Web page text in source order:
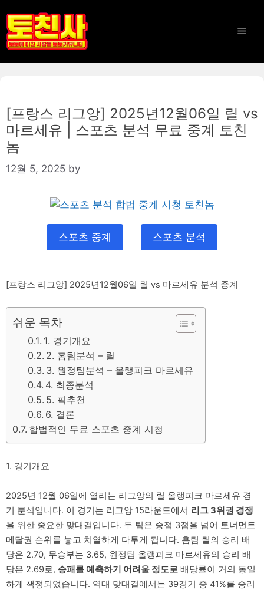
to
content
[프랑스 리그앙] 2025년12월06일 릴 vs
마르세유 | 스포츠 분석 무료 중계 토친
놈
12월 5, 2025 by
스포츠 중계 스포츠 분석
[프랑스 리그앙] 2025년12월06일 릴 vs 마르세유 분석 중계
쉬운 목차
1. 경기개요
2. 홈팀분석 – 릴
3. 원정팀분석 – 올랭피크 마르세유
4. 최종분석
5. 픽추천
6. 결론
합법적인 무료 스포츠 중계 시청
1. 경기개요
2025년 12월 06일에 열리는 리그앙의 릴 올랭피크 마르세유 경
기 분석입니다. 이 경기는 리그앙 15라운드에서 리그 3위권 경쟁
을 위한 중요한 맞대결입니다. 두 팀은 승점 3점을 넘어 토너먼트
메달권 순위를 놓고 치열하게 다투게 됩니다. 홈팀 릴의 승리 배
당은 2.70, 무승부는 3.65, 원정팀 올랭피크 마르세유의 승리 배
당은 2.69로, 승패를 예측하기 어려울 정도로 배당률이 거의 동일
하게 책정되었습니다. 역대 맞대결에서는 39경기 중 41%를 승리